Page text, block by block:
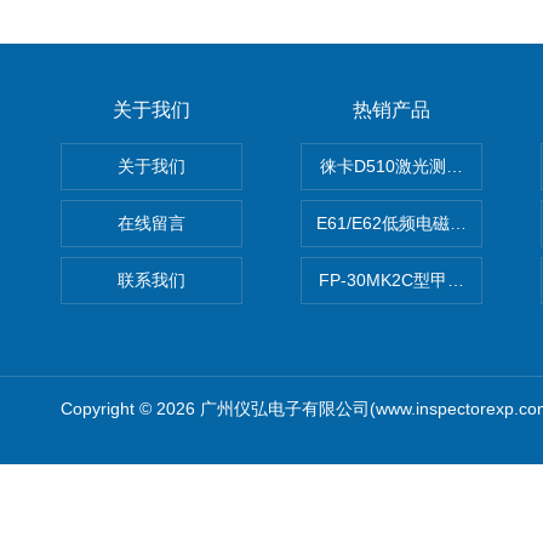
关于我们
关于我们
在线留言
联系我们
热销产品
徕卡D510激光测距仪
E61/E62低频电磁场强度分析
FP-30MK2C型甲醛检测仪
Copyright © 2026 广州仪弘电子有限公司